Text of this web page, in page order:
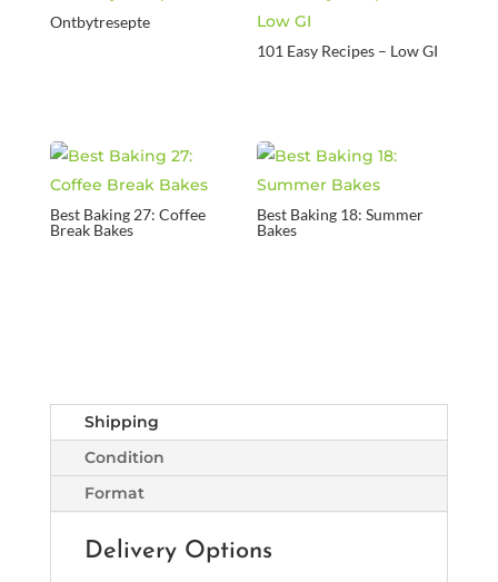
Ontbytresepte
101 Easy Recipes – Low GI
Best Baking 27: Coffee
Break Bakes
Best Baking 18: Summer
Bakes
Shipping
Condition
Format
Delivery Options